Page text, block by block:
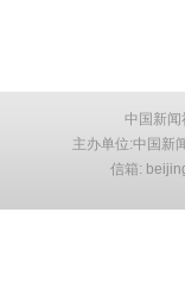
中国新闻
主办单位:中国新
信箱: